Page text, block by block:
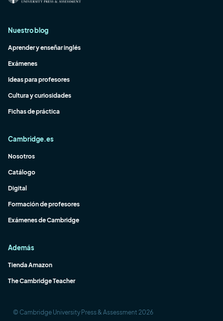
Nuestro blog
Aprender y enseñar inglés
Exámenes
Ideas para profesores
Cultura y curiosidades
Fichas de práctica
Cambridge.es
Nosotros
Catálogo
Digital
Formación de profesores
Exámenes de Cambridge
Además
Tienda Amazon
The Cambridge Teacher
© Cambridge University Press & Assessment 2026